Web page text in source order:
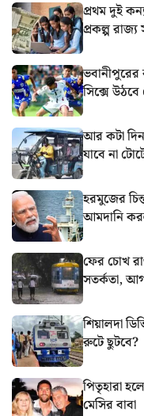
প্রথম দুই
প্রকল্প
সিক্সে
আর কটা
যাবে না
হরমুজের
আমদানি
ফের চোখ
সতর্কতা,
শিয়ালদা
রুটে ছুটবে?
পিতৃহারা
মেসির বাবা